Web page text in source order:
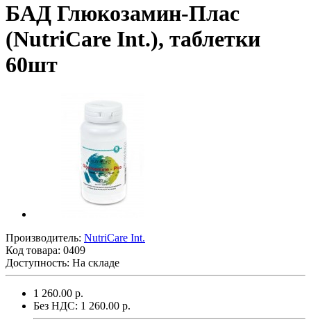
БАД Глюкозамин-Плас
(NutriCare Int.), таблетки
60шт
Производитель: NutriCare Int.
Код товара: 0409
Доступность: На складе
1 260.00 р.
Без НДС: 1 260.00 р.